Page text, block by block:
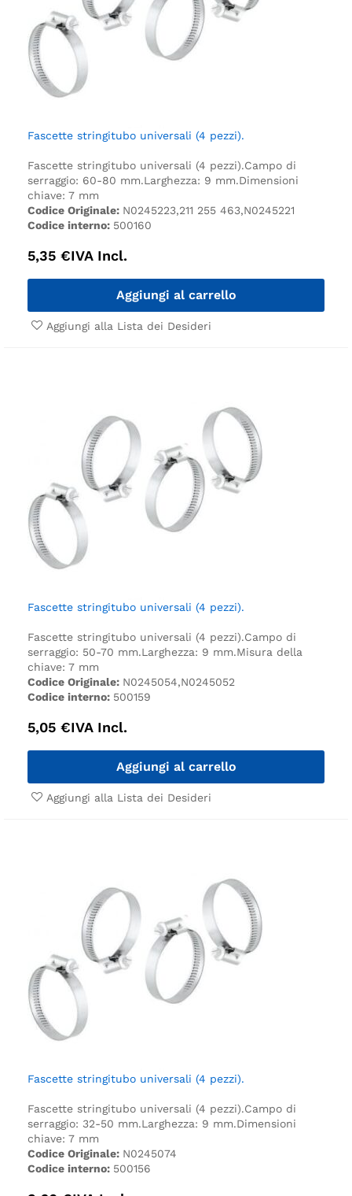
Fascette stringitubo universali (4 pezzi).
Fascette stringitubo universali (4 pezzi).Campo di
serraggio: 60-80 mm.Larghezza: 9 mm.Dimensioni
chiave: 7 mm
Codice Originale: N0245223,211 255 463,N0245221
Codice interno: 500160
5,35 €IVA Incl.
Aggiungi al carrello
Aggiungi alla Lista dei Desideri
Fascette stringitubo universali (4 pezzi).
Fascette stringitubo universali (4 pezzi).Campo di
serraggio: 50-70 mm.Larghezza: 9 mm.Misura della
chiave: 7 mm
Codice Originale: N0245054,N0245052
Codice interno: 500159
5,05 €IVA Incl.
Aggiungi al carrello
Aggiungi alla Lista dei Desideri
Fascette stringitubo universali (4 pezzi).
Fascette stringitubo universali (4 pezzi).Campo di
serraggio: 32-50 mm.Larghezza: 9 mm.Dimensioni
chiave: 7 mm
Codice Originale: N0245074
Codice interno: 500156